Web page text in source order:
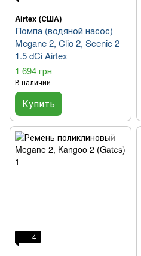
Airtex (США)
Помпа (водяной насос)
Megane 2, Clio 2, Scenic 2
1.5 dCi Airtex
1 694 грн
В наличии
Купить
4